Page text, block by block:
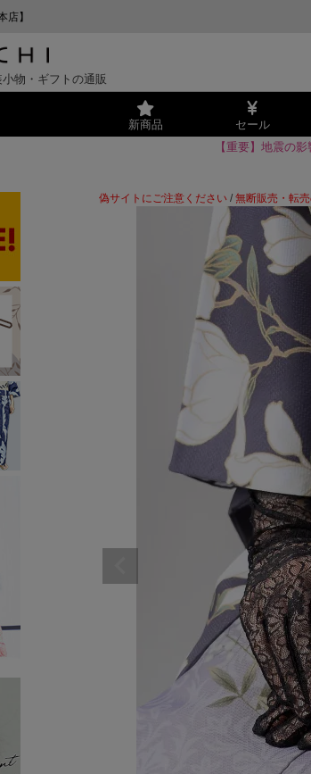
店】
物・ギフトの通販
新商品 セール
【重要】地震の
偽サイトにご注意ください / 無断販売・転